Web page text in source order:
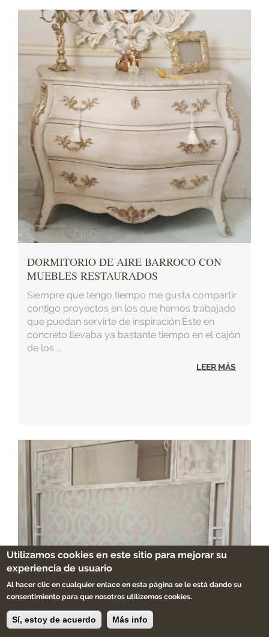
DORMITORIO DE AIRE BARROCO CON
MUEBLES RESTAURADOS
Siempre que tengo tiempo me gusta compartir
contigo proyectos en los que hemos trabajado
que puedan servirte de inspiración.Éste en
concreto llevaba ya bastante tiempo en el cajón
de los ...
LEER MÁS
Utilizamos cookies en este sitio para mejorar su
experiencia de usuario
Al hacer clic en cualquier enlace en esta página se le está dando su
consentimiento para que nosotros utilizemos cookies.
Sí, estoy de acuerdo Más info